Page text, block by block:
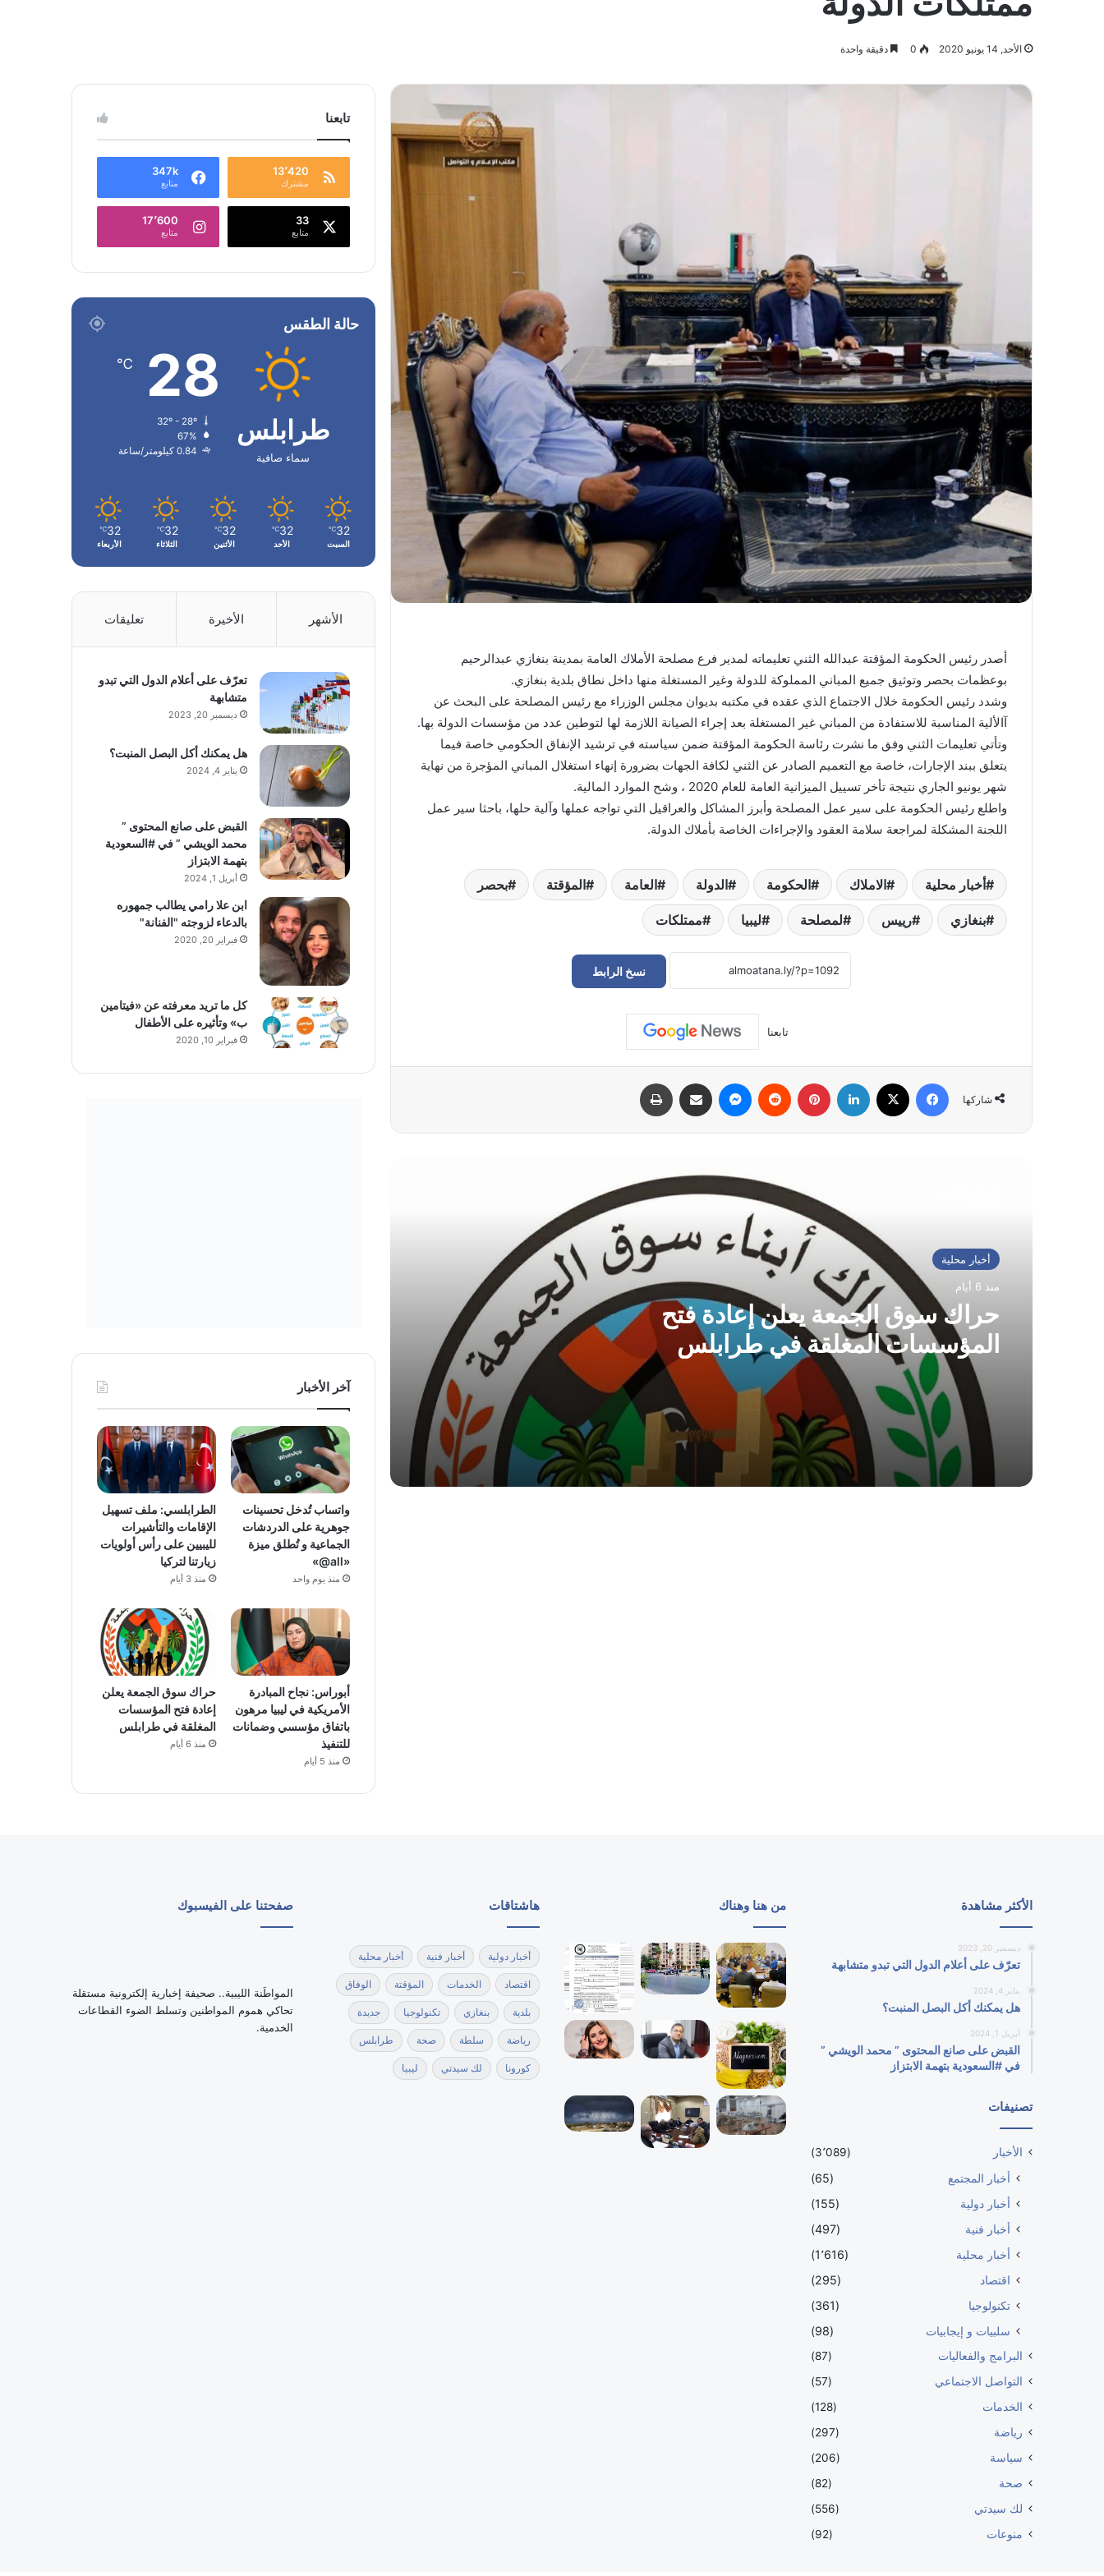
الأحد, 14 يونيو 2020 0 دقيقة واحدة
أصدر رئيس الحكومة المؤقتة عبدالله الثني تعليماته لمدير فرع مصلحة الأملاك العامة بمدينة بنغازي عبدالرحيم
بوعظمات بحصر وتوثيق جميع المباني المملوكة للدولة وغير المستغلة منها داخل نطاق بلدية بنغازي.
وشدد رئيس الحكومة خلال الاجتماع الذي عقده في مكتبه بديوان مجلس الوزراء مع رئيس المصلحة على البحث عن
آالألية المناسبة للاستفادة من المباني غير المستغلة بعد إجراء الصيانة اللازمة لها لتوطين عدد من مؤسسات الدولة بها.
وتأتي تعليمات الثني وفق ما نشرت رئاسة الحكومة المؤقتة ضمن سياسته في ترشيد الإنفاق الحكومي خاصة فيما
يتعلق ببند الإجارات، خاصة مع التعميم الصادر عن الثني لكافة الجهات بضرورة إنهاء استغلال المباني المؤجرة من نهاية
شهر يونيو الجاري نتيجة تأخر تسييل الميزانية العامة للعام 2020 ، وشح الموارد المالية.
واطلع رئيس الحكومة على سير عمل المصلحة وأبرز المشاكل والعراقيل التي تواجه عملها وآلية حلها، باحثا سير عمل
اللجنة المشكلة لمراجعة سلامة العقود والإجراءات الخاصة بأملاك الدولة.
أخبار محلية الاملاك الحكومة الدولة العامة المؤقتة بحصر
بنغازي رييس لمصلحة ليبيا ممتلكات
نسخ الرابط
تابعنا
شاركها
فيسبوك لينكدإن بينتيريست ماسنجر مشاركة عبر البريد
أخبار محلية
منذ 6 أيام
حراك سوق الجمعة يعلن إعادة فتح
المؤسسات المغلقة في طرابلس
حراك سوق الجمعة يعلن إعادة فتح
والمستشفيات بالديزل و«البريقة» تبدأ التنفيذ
في حملة ميدانية واسعة
مركز الأرصاد الجوية يحذر من ذروة موجة
حارة و رطوبة عالية بمنتصف الأسبوع
الطرابلسي يطالب الدبيبة بـ”فرض السيطرة
بالقوة” ويكشف ثغرات أمنية في ملف
تهريب الوقود
الأرصاد الجوية تتوقع أجواءً صيفية معتدلة
وتحذر من السباحة في الشواطئ
صرمان: احباط محاولة تفجير سيارة مفخخة
تابعنا
13٬420
مشترك
347k
متابع
33
متابع
17٬600
متابع
حالة الطقس
طرابلس
سماء صافية
28
℃
67%
0.84 كيلومتر/ساعة
32
℃
السبت
32
℃
الأحد
32
℃
الأثنين
32
℃
الثلاثاء
32
℃
الأربعاء
الأشهر الأخيرة تعليقات
تعرّف على أعلام الدول التي تبدو
متشابهة
ديسمبر 20, 2023
هل يمكنك أكل البصل المنبت؟
يناير 4, 2024
القبض على صانع المحتوى ”
محمد الويشي ” في #السعودية
بتهمة الابتزاز
أبريل 1, 2024
ابن علا رامي يطالب جمهوره
بالدعاء لزوجته "الفنانة"
فبراير 20, 2020
كل ما تريد معرفته عن «فيتامين
ب» وتأثيره على الأطفال
فبراير 10, 2020
آخر الأخبار
واتساب تُدخل تحسينات
جوهرية على الدردشات
الجماعية و تُطلق ميزة
«all@»
منذ يوم واحد
الطرابلسي: ملف تسهيل
الإقامات والتأشيرات
لليبيين على رأس أولويات
زيارتنا لتركيا
منذ 3 أيام
أبوراس: نجاح المبادرة
الأمريكية في ليبيا مرهون
باتفاق مؤسسي وضمانات
للتنفيذ
منذ 5 أيام
حراك سوق الجمعة يعلن
إعادة فتح المؤسسات
المغلقة في طرابلس
منذ 6 أيام
الأكثر مشاهدة
ديسمبر 20, 2023
تعرّف على أعلام الدول التي تبدو متشابهة
يناير 4, 2024
هل يمكنك أكل البصل المنبت؟
أبريل 1, 2024
القبض على صانع المحتوى ” محمد الويشي ”
في #السعودية بتهمة الابتزاز
تصنيفات
الأخبار (3٬089)
أخبار المجتمع
(65)
أخبار دولية
(155)
أخبار فنية
(497)
أخبار محلية
(1٬616)
اقتصاد
(295)
تكنولوجيا
(361)
سلبيات و إيجابيات
(98)
البرامج والفعاليات
(87)
التواصل الاجتماعي
(57)
الخدمات
(128)
رياضة
(297)
سياسة
(206)
صحة
(82)
لك سيدتي
(556)
منوعات
(92)
من هنا وهناك هاشتاقات
أخبار دولية أخبار فنية أخبار محلية
اقتصاد الخدمات المؤقتة الوفاق
بلدية بنغازي تكنولوجيا جديدة
رياضة سلطة صحة طرابلس
كورونا لك سيدتي ليبيا
صفحتنا على الفيسبوك
‏المواطَنة الليبية.. صحيفة إخبارية إلكترونية مستقلة
تحاكي هموم المواطنين وتسلط الضوء القطاعات
الخدمية.